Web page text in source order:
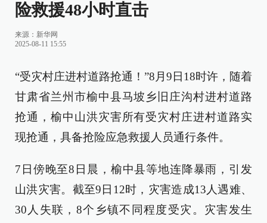
险救援48小时直击
来源： 新华网
2025-08-11 15:55
“受灾村庄进村道路抢通！”8月9日18时许，随着
甘肃省兰州市榆中县马坡乡旧庄沟村进村道路
抢通，榆中山洪灾害所有受灾村庄进村道路实
现抢通，具备抢险应急救援人员通行条件。
7日傍晚至8日晨，榆中县等地连降暴雨，引发
山洪灾害。截至9日12时，灾害造成13人遇难、
30人失联，8个乡镇不同程度受灾。灾害发生